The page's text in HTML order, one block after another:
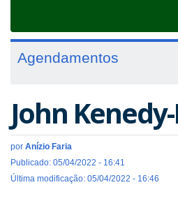
Agendamentos
John
por Anízio Faria
Publicado: 05/04/2022 - 16:41
Última modificação: 05/04/2022 - 16:46